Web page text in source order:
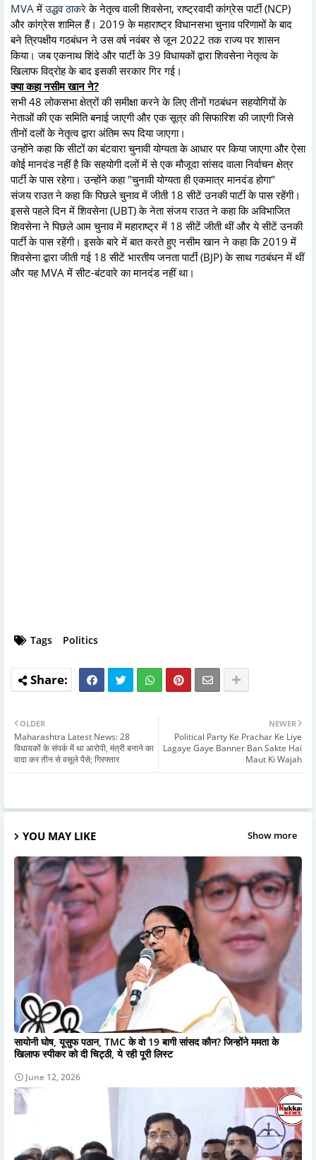
MVA मेंउद्धव ठाकरेके नेतृत्व वाली शिवसेना, राष्ट्रवादी कांग्रेस पार्टी (NCP)
और कांग्रेस शामिल हैं। 2019 के महाराष्ट्र विधानसभा चुनाव परिणामों के बाद
बने त्रिपक्षीय गठबंधन ने उस वर्ष नवंबर से जून 2022 तक राज्य पर शासन
किया। जब एकनाथ शिंदे और पार्टी के 39 विधायकों द्वारा शिवसेना नेतृत्व के
खिलाफ विद्रोह के बाद इसकी सरकार गिर गई।
क्या कहा नसीम खान ने?
सभी 48 लोकसभा क्षेत्रों की समीक्षा करने के लिए तीनों गठबंधन सहयोगियों के
नेताओं की एक समिति बनाई जाएगी और एक सूत्र की सिफारिश की जाएगी जिसे
तीनों दलों के नेतृत्व द्वारा अंतिम रूप दिया जाएगा।
उन्होंने कहा कि सीटों का बंटवारा चुनावी योग्यता के आधार पर किया जाएगा और ऐसा
कोई मानदंड नहीं है कि सहयोगी दलों में से एक मौजूदा सांसद वाला निर्वाचन क्षेत्र
पार्टी के पास रहेगा। उन्होंने कहा "चुनावी योग्यता ही एकमात्र मानदंड होगा"
संजय राउत ने कहा कि पिछले चुनाव में जीती 18 सीटें उनकी पार्टी के पास रहेंगी।
इससे पहले दिन में शिवसेना (UBT) के नेता संजय राउत ने कहा कि अविभाजित
शिवसेना ने पिछले आम चुनाव में महाराष्ट्र में 18 सीटें जीती थीं और ये सीटें उनकी
पार्टी के पास रहेंगी। इसके बारे में बात करते हुए नसीम खान ने कहा कि 2019 में
शिवसेना द्वारा जीती गई 18 सीटें भारतीय जनता पार्टी (BJP) के साथ गठबंधन में थीं
और यह MVA में सीट-बंटवारे का मानदंड नहीं था।
Tags Politics
NEWER
Political Party Ke Prachar Ke Liye
Lagaye Gaye Banner Ban Sakte Hai
Maut Ki Wajah
OLDER
Maharashtra Latest News: 28
विधायकों के संपर्क में था आरोपी, मंत्री बनाने का
वादा कर तीन से वसूले पैसे; गिरफ्तार
YOU MAY LIKE Show more
सायोनी घोष, यूसुफ पठान, TMC के वो 19 बागी सांसद कौन? जिन्होंने ममता के
खिलाफ स्पीकर को दी चिट्ठी, ये रही पूरी लिस्ट
June 12, 2026